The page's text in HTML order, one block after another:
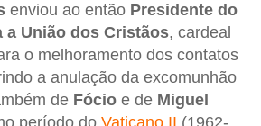
enviou ao então Presidente do
a União dos Cristãos, cardeal
o melhoramento dos contatos
a anulação da excomunhão
de Fócio e de Miguel